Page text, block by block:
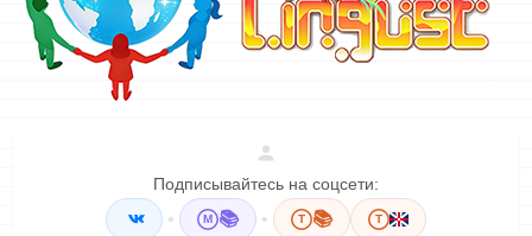
Подписывайтесь на соцсети:
• M 📚 • T 📚 T